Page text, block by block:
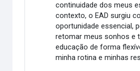
continuidade dos meus
contexto, o EAD surgiu
oportunidade essencial,
retomar meus sonhos e
educação de forma
minha rotina e minhas